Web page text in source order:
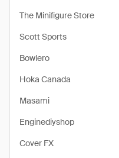
The Minifigure Store
Scott Sports
Bowlero
Hoka Canada
Masami
Enginediyshop
Cover FX